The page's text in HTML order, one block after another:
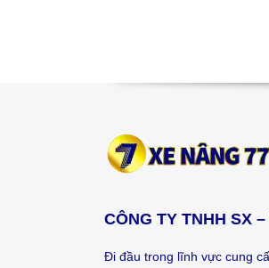
CÔNG TY TNHH SX
Đi đầu trong lĩnh vực cung